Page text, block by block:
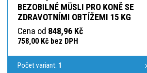
BEZOBILNÉ MÜSLI PRO KONĚ SE
ZDRAVOTNÍMI OBTÍŽEMI 15 KG
Cena od 848,96 Kč
758,00 Kč bez DPH
Počet variant: 1